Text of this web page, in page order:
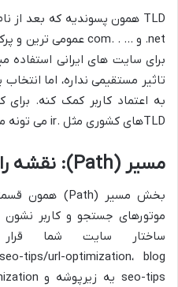
به اعتماد کاربر کمک کنه.
TLDهای کشوری مثل .ir می تونه مفید باشه.
مسیر (Path): نقشه راه به محتوای سایت
موتورهای جستجو و کاربر
ساختار سایت شما